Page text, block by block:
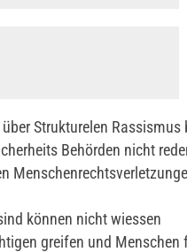
Strukturelen Rassismus
Behörden nicht
können nicht wiessen
greifen und Menschen